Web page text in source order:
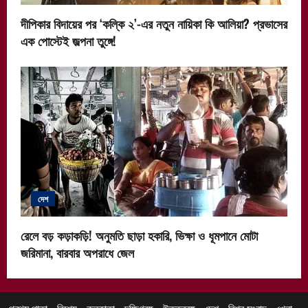
দীপিকার বিদায়ের পর ‘কল্কি ২’-এর নতুন নায়িকা কি আলিয়া? প্রভাসের
এক পোস্টেই জল্পনা তুঙ্গে!
দেশ
রেলে বড় কড়াকড়ি! অনুমতি ছাড়া হকারি, ভিক্ষা ও ধূমপানে মোটা
জরিমানা, বারবার অপরাধে জেল